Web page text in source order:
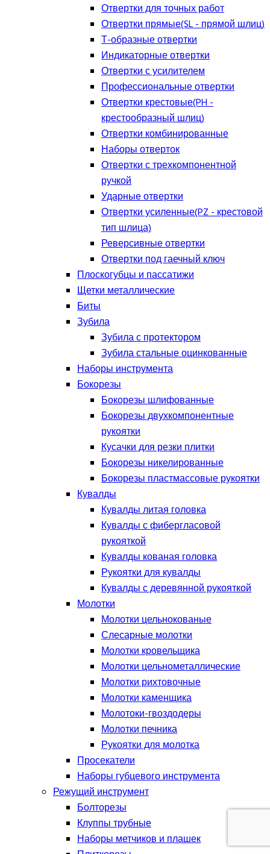
Отвертки для точных работ
Отвертки прямые(SL - прямой шлиц)
Т-образные отвертки
Индикаторные отвертки
Отвертки с усилителем
Профессиональные отвертки
Отвертки крестовые(PH -
крестообразный шлиц)
Отвертки комбинированные
Наборы отверток
Отвертки с трехкомпонентной
ручкой
Ударные отвертки
Отвертки усиленные(PZ - крестовой
тип шлица)
Реверсивные отвертки
Отвертки под гаечный ключ
Плоскогубцы и пассатижи
Щетки металлические
Биты
Зубила
Зубила с протектором
Зубила стальные оцинкованные
Наборы инструмента
Бокорезы
Бокорезы шлифованные
Бокорезы двухкомпонентные
рукоятки
Кусачки для резки плитки
Бокорезы никелированные
Бокорезы пластмассовые рукоятки
Кувалды
Кувалды литая головка
Кувалды с фибергласовой
рукояткой
Кувалды кованая головка
Рукоятки для кувалды
Кувалды с деревянной рукояткой
Молотки
Молотки цельнокованые
Слесарные молотки
Молотки кровельщика
Молотки цельнометаллические
Молотки рихтовочные
Молотки каменщика
Молотоки-гвоздодеры
Молотки печника
Рукоятки для молотка
Просекатели
Наборы губцевого инструмента
Режущий инструмент
Болторезы
Клуппы трубные
Наборы метчиков и плашек